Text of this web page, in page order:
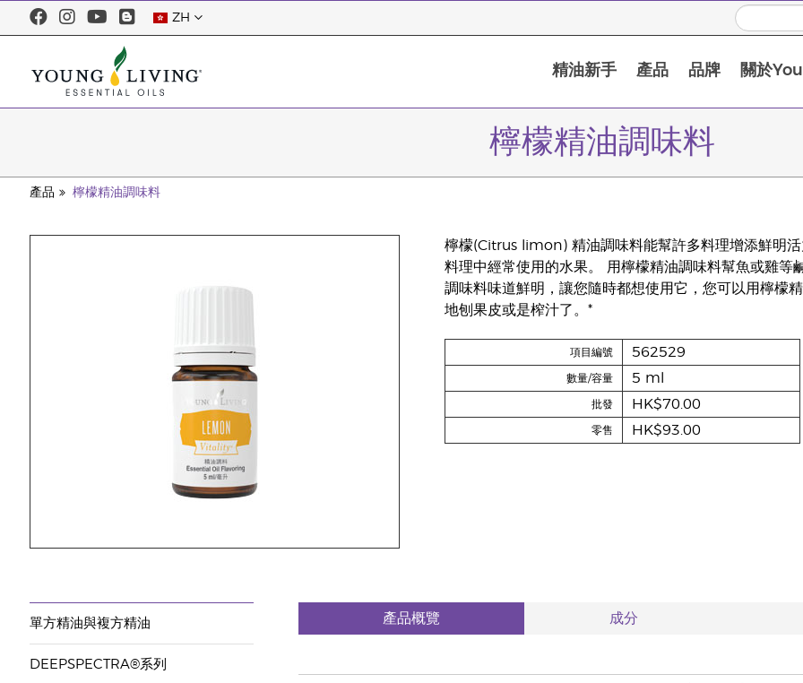
ZH
精油新手 產品 品牌 關於
檸檬精油調味料
產品 檸檬精油調味料
檸檬(Citrus limon) 精油調味料能幫許多料理增添鮮明
料理中經常使用的水果。 用檸檬精油調味料幫魚或雞
調味料味道鮮明，讓您隨時都想使用它，您可以用檸檬
地刨果皮或是榨汁了。*
項目編號 562529
數量/容量 5 ml
批發 HK$70.00
零售 HK$93.00
單方精油與複方精油
DEEPSPECTRA®系列
產品概覽 成分